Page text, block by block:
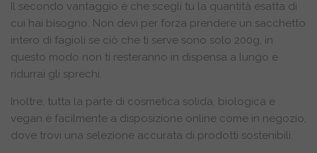
Il secondo vantaggio è che scegli tu la quantità esatta di
cui hai bisogno. Non devi per forza prendere un sacchetto
intero di fagioli se ciò che ti serve sono solo 200g, in
questo modo non ti resteranno in dispensa a lungo e
ridurrai gli sprechi.
Inoltre, tutta la parte di cosmetica solida, biologica e
vegan è facilmente a disposizione online come in negozio,
dove trovi una selezione accurata di prodotti sostenibili.